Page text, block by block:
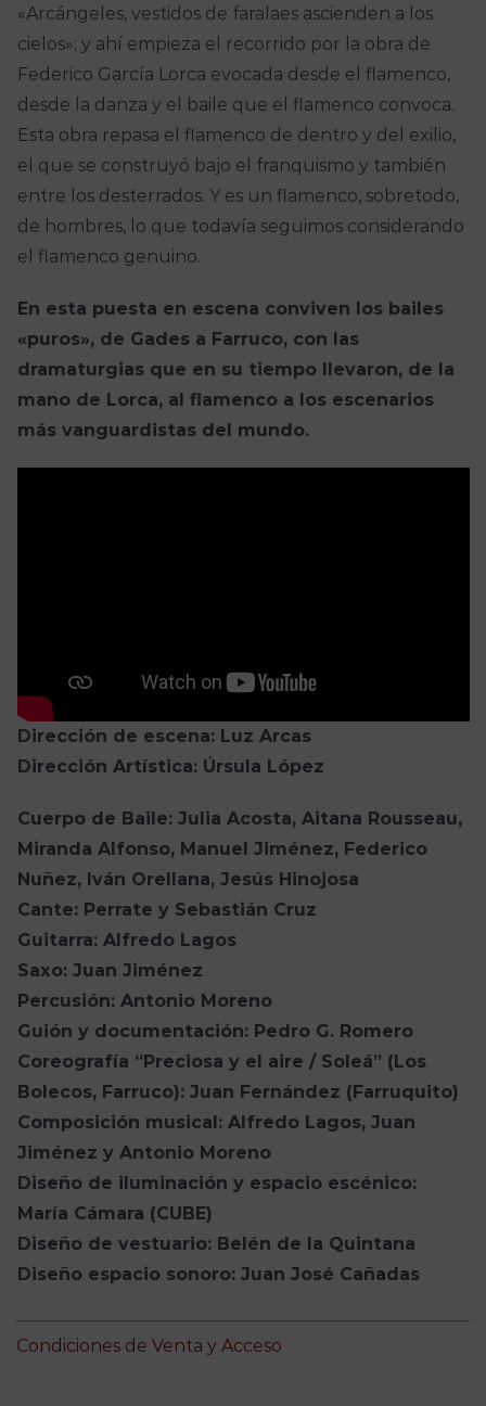
«Arcángeles, vestidos de faralaes ascienden a los
cielos»; y ahí empieza el recorrido por la obra de
Federico García Lorca evocada desde el flamenco,
desde la danza y el baile que el flamenco convoca.
Esta obra repasa el flamenco de dentro y del exilio,
el que se construyó bajo el franquismo y también
entre los desterrados. Y es un flamenco, sobretodo,
de hombres, lo que todavía seguimos considerando
el flamenco genuino.
En esta puesta en escena conviven los bailes
«puros», de Gades a Farruco, con las
dramaturgias que en su tiempo llevaron, de la
mano de Lorca, al flamenco a los escenarios
más vanguardistas del mundo.
Dirección de escena: Luz Arcas
Dirección Artística: Úrsula López
Cuerpo de Baile: Julia Acosta, Aitana Rousseau,
Miranda Alfonso, Manuel Jiménez, Federico
Nuñez, Iván Orellana, Jesús Hinojosa
Cante: Perrate y Sebastián Cruz
Guitarra: Alfredo Lagos
Saxo: Juan Jiménez
Percusión: Antonio Moreno
Guión y documentación: Pedro G. Romero
Coreografía “Preciosa y el aire / Soleá” (Los
Bolecos, Farruco): Juan Fernández (Farruquito)
Composición musical: Alfredo Lagos, Juan
Jiménez y Antonio Moreno
Diseño de iluminación y espacio escénico:
María Cámara (CUBE)
Diseño de vestuario: Belén de la Quintana
Diseño espacio sonoro: Juan José Cañadas
Condiciones de Venta y Acceso